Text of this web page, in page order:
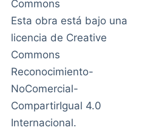
Esta obra está bajo una
licencia de Creative
Commons
Reconocimiento-
NoComercial-
CompartirIgual 4.0
Internacional.